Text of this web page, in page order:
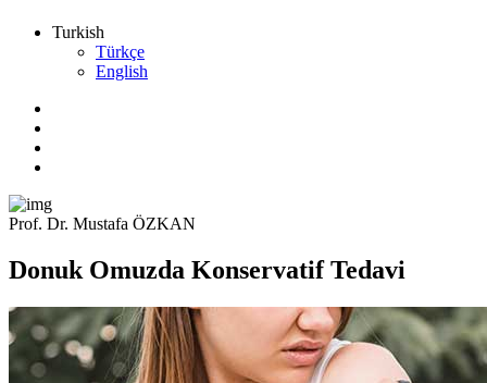
Turkish
Türkçe
English
Prof. Dr. Mustafa ÖZKAN
Donuk Omuzda Konservatif Tedavi